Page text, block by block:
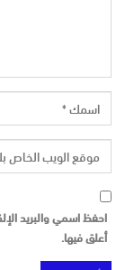
احفظ اسمي والبريد
أعلق فيها.